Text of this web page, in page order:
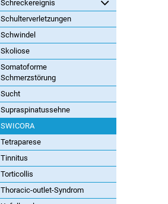
Schreckereignis
Schulterverletzungen
Schwindel
Skoliose
Somatoforme
Schmerzstörung
Sucht
Supraspinatussehne
SWICORA
Tetraparese
Tinnitus
Torticollis
Thoracic-outlet-Syndrom